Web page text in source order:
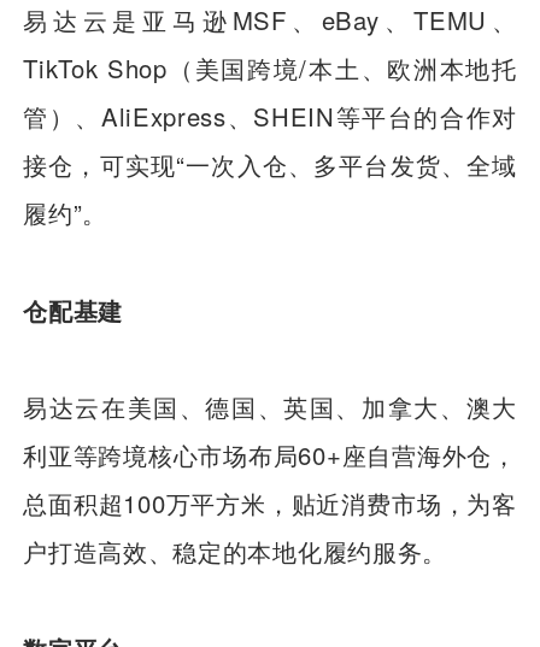
易达云是亚马逊MSF、eBay、TEMU、
TikTok Shop（美国跨境/本土、欧洲本地托
管）、AliExpress、SHEIN等平台的合作对
接仓，可实现“一次入仓、多平台发货、全域
履约”。
仓配基建
易达云在美国、德国、英国、加拿大、澳大
利亚等跨境核心市场布局60+座自营海外仓，
总面积超100万平方米，贴近消费市场，为客
户打造高效、稳定的本地化履约服务。